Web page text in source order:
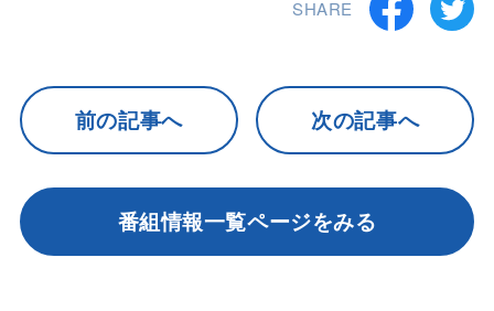
SHARE
前の記事へ 次の記事へ
番組情報一覧ページをみる